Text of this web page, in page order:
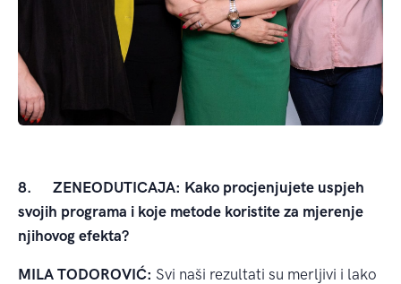
8. ZENEODUTICAJA: Kako procjenjujete uspjeh
svojih programa i koje metode koristite za mjerenje
njihovog efekta?
MILA TODOROVIĆ: Svi naši rezultati su merljivi i lako